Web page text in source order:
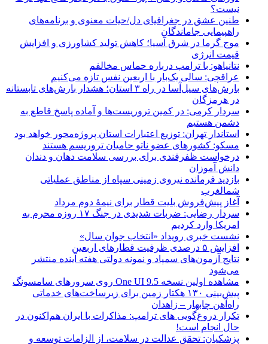
نیست؟
طنین عشق در جغرافیای دل/حیات معنوی و برنامه‌های
راهپیمایی جاماندگان
موج گرما در شرق آسیا؛ کاهش تولید کشاورزی و افزایش
قیمت انرژی
نتانیاهو: با ترامپ درباره حماس مخالفم
عراقچی: سالی یک‌بار با اربعین نفس تازه می‌کنیم
بارش‌های سیل‌آسا در راه ۳ استان؛ هشدار بارش‌های تابستانه
در هرمزگان
سردار کرمی: در کمین تروریست‌ها و آماده پاسخ قاطع به
دشمن هستیم
استاندار تهران: توزیع اعتبارات استان پروژه‌محور خواهد بود
مسکو: کشورهای عضو ناتو حامیان تروریسم هستند
درخواست ظفرقندی برای بررسی سلامت دهان و دندان
دانش آموزان
بازدید فرمانده نیروی زمینی سپاه از مناطق عملیاتی
شمالغرب
آغاز پیش‌فروش بلیت قطار برای نیمۀ دوم مرداد
سردار رضایی: ضربات شدیدی در جنگ ۱۷ روزه محرم به
امریکا وارد کردیم
نشست خبری رویداد «انتخاب جوان سال»
افزایش ۵ درصدی ظرفیت قطارهای اربعین
نتایج آزمون‌های سمپاد و نمونه دولتی هفته آینده منتشر
می‌شود
مشاهده اولین نسخه One UI 9.5 روی سرورهای سامسونگ
پیش‌بینی ۱۳۰ هکتار زمین برای زیرساخت‌های خدماتی
راه‌آهن چابهار – زاهدان
تکرار دروغ‌گویی های ترامپ: مذاکرات با ایران هم‌اکنون در
حال انجام است!
پزشکیان: تحقق عدالت در سلامت، از الزامات توسعه و